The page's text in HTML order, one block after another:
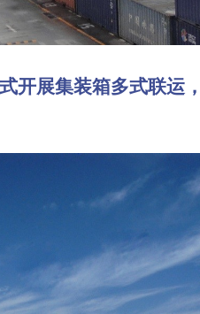
展集装箱多式联运